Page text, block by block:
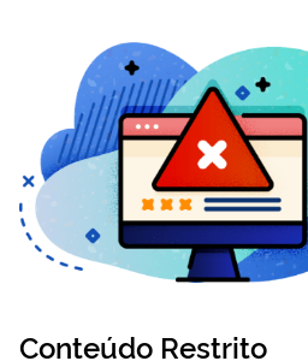
Conteúdo Restrito